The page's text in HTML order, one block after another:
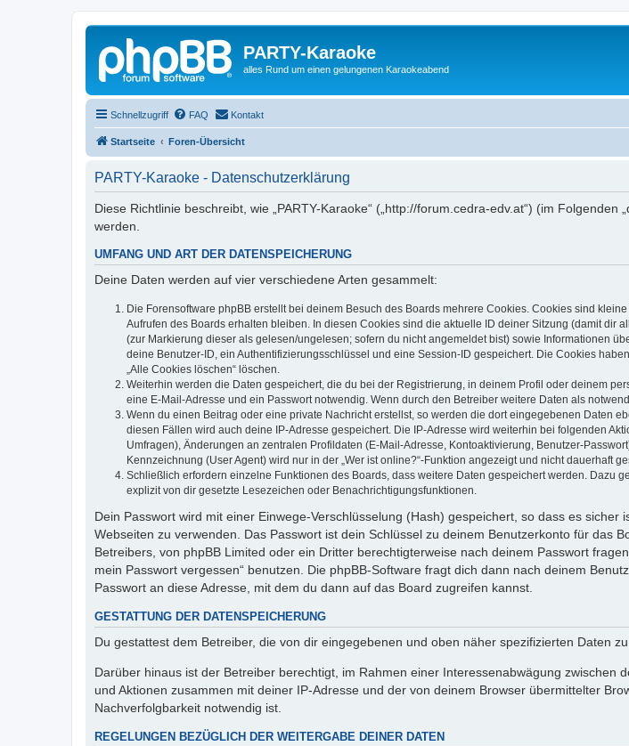
PARTY-Karaoke
alles Rund um einen gelungenen Karaokeabend
Schnellzugriff FAQ Kontakt
Startseite Foren-Übersicht
PARTY-Karaoke - Datenschutzerklärung
Diese Richtlinie beschreibt, wie „PARTY-Karaoke“ („http://forum.cedra-edv.at“) (im
werden.
UMFANG UND ART DER DATENSPEICHERUNG
Deine Daten werden auf vier verschiedene Arten gesammelt:
Die Forensoftware phpBB erstellt bei deinem Besuch des Boards mehrere Cookies. Cookies sind
Aufrufen des Boards erhalten bleiben. In diesen Cookies sind die aktuelle ID deiner Sitzung (damit
(zur Markierung dieser als gelesen/ungelesen; sofern du nicht angemeldet bist) sowie Informationen
deine Benutzer-ID, ein Authentifizierungsschlüssel und eine Session-ID gespeichert. Die Cookies
„Alle Cookies löschen“ löschen.
Weiterhin werden die Daten gespeichert, die du bei der Registrierung, in deinem Profil oder deinem
eine E-Mail-Adresse und ein Passwort notwendig. Wenn durch den Betreiber weitere Daten als
Wenn du einen Beitrag oder eine private Nachricht erstellst, so werden die dort eingegebenen Daten
diesen Fällen wird auch deine IP-Adresse gespeichert. Die IP-Adresse wird weiterhin bei folgenden
Umfragen), Änderungen an zentralen Profildaten (E-Mail-Adresse, Kontoaktivierung, Benutzer-
Kennzeichnung (User Agent) wird nur in der „Wer ist online?“-Funktion angezeigt und nicht dauerhaft
Schließlich erfordern einzelne Funktionen des Boards, dass weitere Daten gespeichert werden. Dazu
explizit von dir gesetzte Lesezeichen oder Benachrichtigungsfunktionen.
Dein Passwort wird mit einer Einwege-Verschlüsselung (Hash) gespeichert, so dass es
Webseiten zu verwenden. Das Passwort ist dein Schlüssel zu deinem Benutzerkonto für das
Betreibers, von phpBB Limited oder ein Dritter berechtigterweise nach deinem Passwort
mein Passwort vergessen“ benutzen. Die phpBB-Software fragt dich dann nach deinem
Passwort an diese Adresse, mit dem du dann auf das Board zugreifen kannst.
GESTATTUNG DER DATENSPEICHERUNG
Du gestattest dem Betreiber, die von dir eingegebenen und oben näher spezifizierten Daten
Darüber hinaus ist der Betreiber berechtigt, im Rahmen einer Interessenabwägung
und Aktionen zusammen mit deiner IP-Adresse und der von deinem Browser übermittelter
Nachverfolgbarkeit notwendig ist.
REGELUNGEN BEZÜGLICH DER WEITERGABE DEINER DATEN